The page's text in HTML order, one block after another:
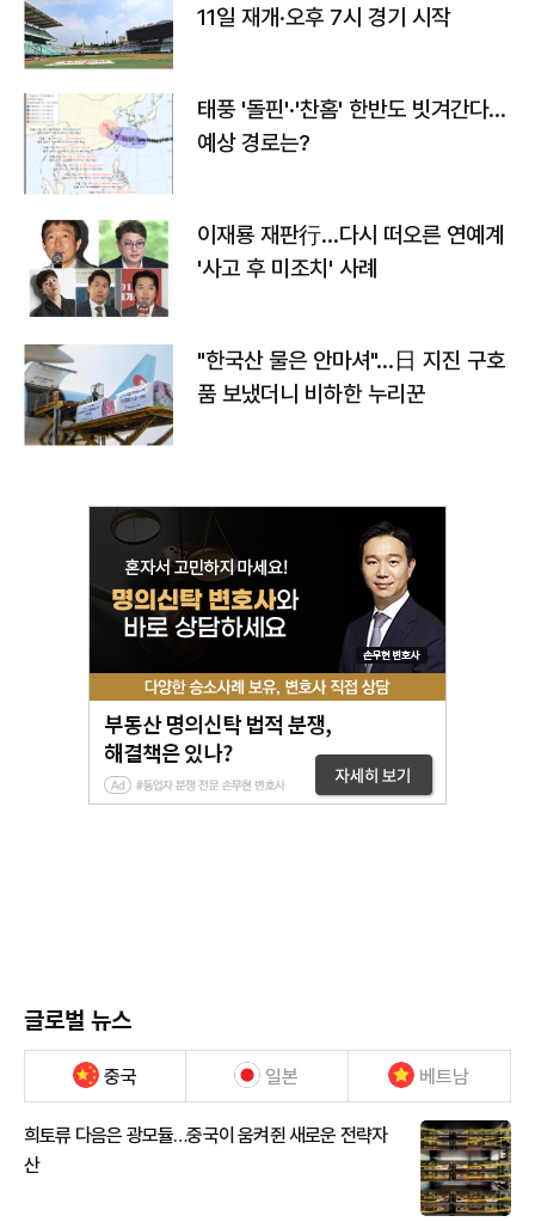
11일 재개·오후 7시 경기 시작
태풍 '돌핀'·'찬홈' 한반도 빗겨간다…
예상 경로는?
이재룡 재판行…다시 떠오른 연예계
'사고 후 미조치' 사례
"한국산 물은 안마셔"…日 지진 구호
품 보냈더니 비하한 누리꾼
글로벌 뉴스
중국 일본 베트남
희토류 다음은 광모듈…중국이 움켜쥔 새로운 전략자
산